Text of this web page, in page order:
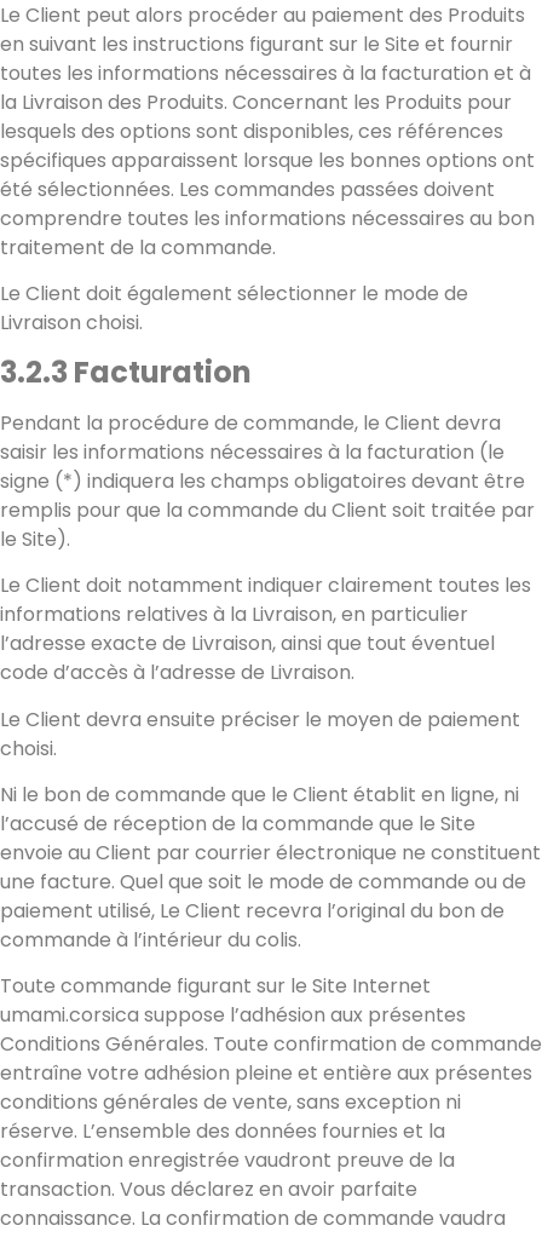
Le Client peut alors procéder au paiement des Produits
en suivant les instructions figurant sur le Site et fournir
toutes les informations nécessaires à la facturation et à
la Livraison des Produits. Concernant les Produits pour
lesquels des options sont disponibles, ces références
spécifiques apparaissent lorsque les bonnes options ont
été sélectionnées. Les commandes passées doivent
comprendre toutes les informations nécessaires au bon
traitement de la commande.
Le Client doit également sélectionner le mode de
Livraison choisi.
3.2.3 Facturation
Pendant la procédure de commande, le Client devra
saisir les informations nécessaires à la facturation (le
signe (*) indiquera les champs obligatoires devant être
remplis pour que la commande du Client soit traitée par
le Site).
Le Client doit notamment indiquer clairement toutes les
informations relatives à la Livraison, en particulier
l’adresse exacte de Livraison, ainsi que tout éventuel
code d’accès à l’adresse de Livraison.
Le Client devra ensuite préciser le moyen de paiement
choisi.
Ni le bon de commande que le Client établit en ligne, ni
l’accusé de réception de la commande que le Site
envoie au Client par courrier électronique ne constituent
une facture. Quel que soit le mode de commande ou de
paiement utilisé, Le Client recevra l’original du bon de
commande à l’intérieur du colis.
Toute commande figurant sur le Site Internet
umami.corsica suppose l’adhésion aux présentes
Conditions Générales. Toute confirmation de commande
entraîne votre adhésion pleine et entière aux présentes
conditions générales de vente, sans exception ni
réserve. L’ensemble des données fournies et la
confirmation enregistrée vaudront preuve de la
transaction. Vous déclarez en avoir parfaite
connaissance. La confirmation de commande vaudra